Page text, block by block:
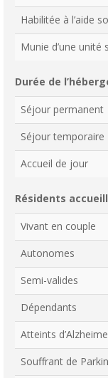
Habilitée à l’aide
Munie d’une unité
Durée de
Séjour permanent
Séjour temporaire
Accueil de jour
Résidents
Vivant en couple
Autonomes
Semi-valides
Dépendants
Atteints
Souffrant de